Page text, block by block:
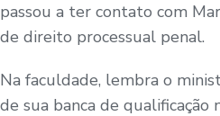
passou a ter contato com
de direito processual penal.
Na faculdade, lembra o
de sua banca de